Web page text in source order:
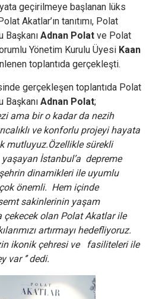
geçirilmeye başlanan lüks
Akatlar’ın tanıtımı, Polat
Başkanı Adnan Polat ve Polat
Yönetim Kurulu Üyesi Kaan
toplantıda gerçekleşti.
gerçekleşen toplantıda Polat
Başkanı Adnan Polat;
ama bir o kadar da nezih
ve konforlu projeyi hayata
mutluyuz.Özellikle sürekli
İstanbul’a depreme
dinamikleri ile uyumlu
önemli. Hem içinde
sakinlerinin yaşam
çekecek olan Polat Akatlar ile
artırmayı hedefliyoruz.
ikonik çehresi ve fasiliteleri ile
var ‘’ dedi.